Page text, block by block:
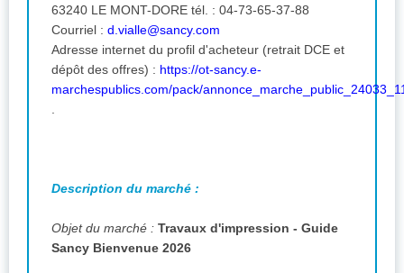
63240 LE MONT-DORE tél. : 04-73-65-37-88
Courriel : d.vialle@sancy.com
Adresse internet du profil d'acheteur (retrait DCE et
dépôt des offres) : https://ot-sancy.e-
marchespublics.com/pack/
Description du marché :
Objet du marché : Travaux d'impression - Guide
Sancy Bienvenue 2026